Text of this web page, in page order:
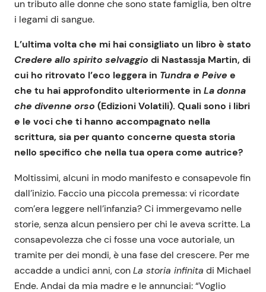
un tributo alle donne che sono state famiglia, ben oltre
i legami di sangue.
L’ultima volta che mi hai consigliato un libro è stato
Credere allo spirito selvaggio di Nastassja Martin, di
cui ho ritrovato l’eco leggera in Tundra e Peive e
che tu hai approfondito ulteriormente in La donna
che divenne orso (Edizioni Volatili). Quali sono i libri
e le voci che ti hanno accompagnato nella
scrittura, sia per quanto concerne questa storia
nello specifico che nella tua opera come autrice?
Moltissimi, alcuni in modo manifesto e consapevole fin
dall’inizio. Faccio una piccola premessa: vi ricordate
com’era leggere nell’infanzia? Ci immergevamo nelle
storie, senza alcun pensiero per chi le aveva scritte. La
consapevolezza che ci fosse una voce autoriale, un
tramite per dei mondi, è una fase del crescere. Per me
accadde a undici anni, conLa storia infinita di Michael
Ende. Andai da mia madre e le annunciai: “Voglio